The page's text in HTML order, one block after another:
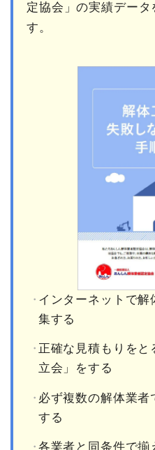
定協会」の実績データ
す。
インターネットで解
集する
正確な見積もりを
立会」をする
必ず複数の解体業者
する
各業者と同条件で揃